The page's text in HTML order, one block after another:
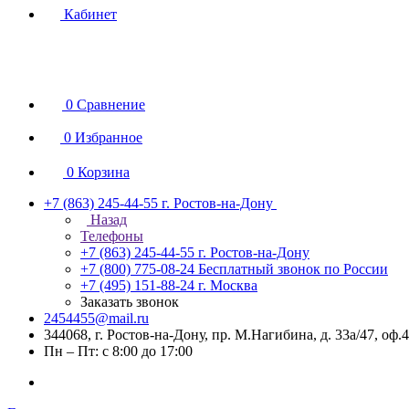
Кабинет
0 Сравнение
0 Избранное
0 Корзина
+7 (863) 245-44-55 г. Ростов-на-Дону
Назад
Телефоны
+7 (863) 245-44-55 г. Ростов-на-Дону
+7 (800) 775-08-24 Бесплатный звонок по России
+7 (495) 151-88-24 г. Москва
Заказать звонок
2454455@mail.ru
344068, г. Ростов-на-Дону, пр. М.Нагибина, д. 33а/47,
Пн – Пт: с 8:00 до 17:00